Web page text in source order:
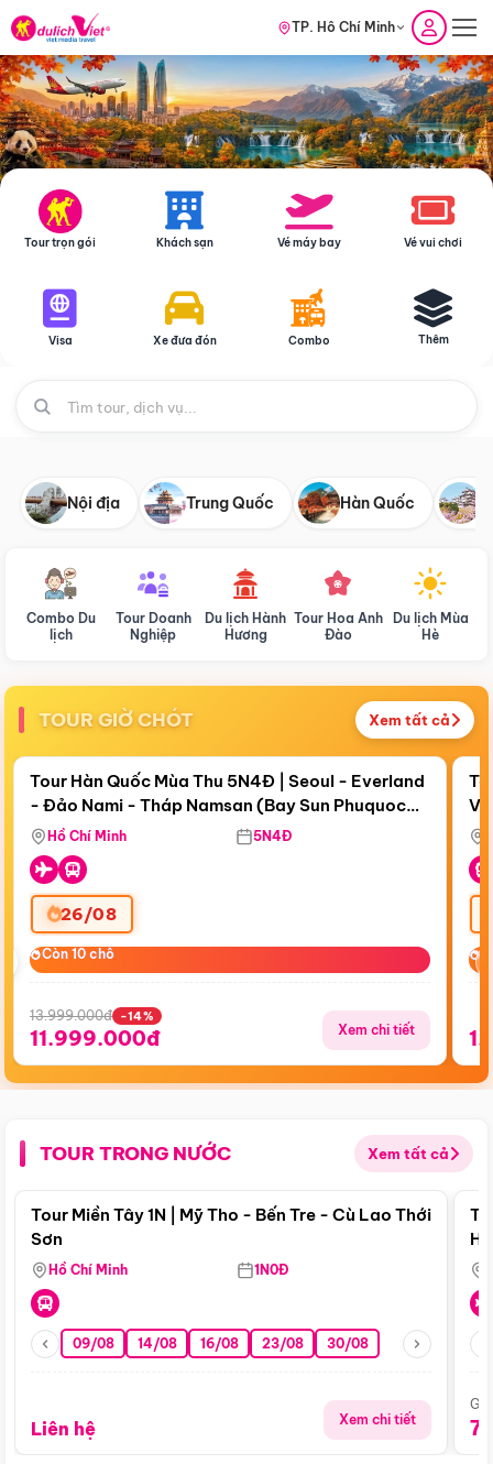
TP. Hồ Chí Minh
Tour trọn gói Khách sạn Vé máy bay Vé vui chơi
Visa Xe đưa đón Combo Thêm
Nội địa Trung Quốc Hàn Quốc
Combo Du
lịch
Tour Doanh
Nghiệp
Du lịch Hành
Hương
Tour Hoa Anh
Đào
Du lịch Mùa
Hè
TOUR GIỜ CHÓT Xem tất cả
Còn19 ngày 16:44:54
Điểm nổi bật
Tour Hàn Quốc Mùa Thu 5N4Đ | Seoul - Everland
- Đảo Nami - Tháp Namsan (Bay Sun Phuquoc
Airways)
Hồ Chí Minh 5N4Đ
26/08
Còn 10 chỗ
Còn 10 chỗ
13.999.000đ -14%
11.999.000đ Xem chi tiết
TOUR TRONG NƯỚC Xem tất cả
Điểm nổi bật
Tour Miền Tây 1N | Mỹ Tho - Bến Tre - Cù Lao Thới
Sơn
Hồ Chí Minh 1N0Đ
09/08 14/08 16/08 23/08 30/08
Liên hệ Xem chi tiết